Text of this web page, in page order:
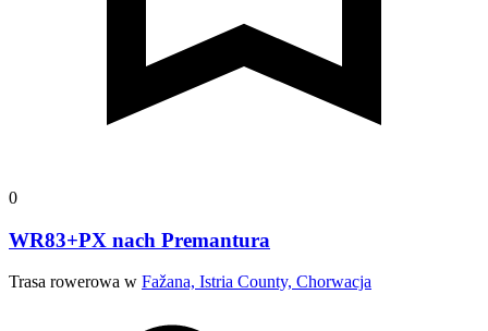
0
WR83+PX nach Premantura
Trasa rowerowa w Fažana, Istria County, Chorwacja